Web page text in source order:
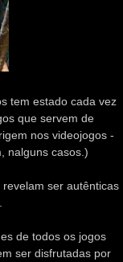
tem estado cada vez
que servem de
nos videojogos -
nalguns casos.)
ser autênticas
de todos os jogos
ser disfrutadas por